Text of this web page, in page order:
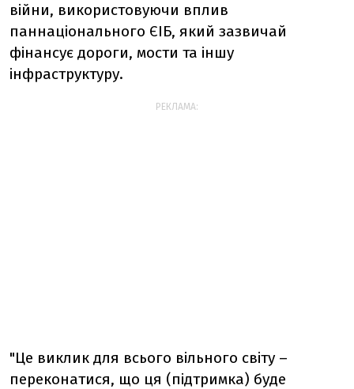
війни, використовуючи вплив
паннаціонального ЄІБ, який зазвичай
фінансує дороги, мости та іншу
інфраструктуру.
РЕКЛАМА:
"Це виклик для всього вільного світу –
переконатися, що ця (підтримка) буде